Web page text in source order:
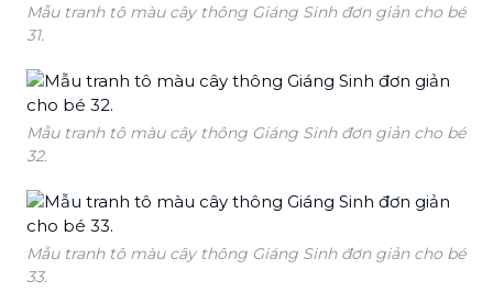
Mẫu tranh tô màu cây thông Giáng Sinh đơn giản cho bé
31.
Mẫu tranh tô màu cây thông Giáng Sinh đơn giản cho bé
32.
Mẫu tranh tô màu cây thông Giáng Sinh đơn giản cho bé
33.